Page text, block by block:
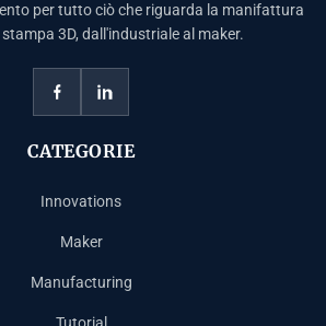
per tutto ciò che riguarda la manifattura
3D, dall'industriale al maker.
CATEGORIE
Innovations
Maker
Manufacturing